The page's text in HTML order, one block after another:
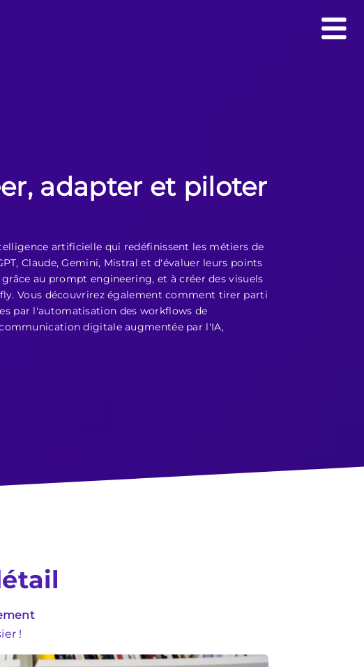
adapter et piloter
artificielle qui redéfinissent les métiers de
Claude, Gemini, Mistral et d'évaluer leurs points
au prompt engineering, et à créer des visuels
Vous découvrirez également comment tirer parti
par l'automatisation des workflows de
digitale augmentée par l'IA,
!